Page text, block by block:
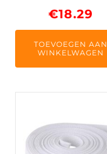
€18.29
TOEVOEGEN AAN
WINKELWAGEN
heeft
meerdere